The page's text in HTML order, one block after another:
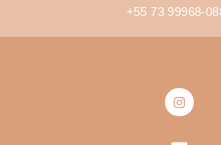
+55 73 99968-